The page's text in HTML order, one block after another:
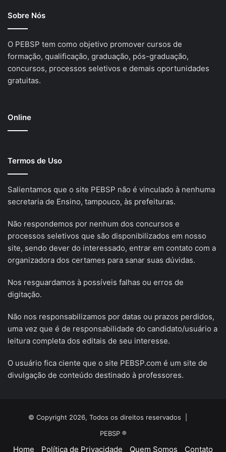
Sobre Nós
O PEBSP tem como objetivo promover cursos de
formação, qualificação, graduação, pós-graduação,
concursos, processos seletivos e demais oportunidades
gratuitas.
Online
Termos de Uso
Salientamos que o site PEBSP não é vinculado à nenhuma
secretaria de Ensino, tampouco, às prefeituras.
Não respondemos por nenhum dos concursos e
processos seletivos que são disponibilizados em nosso
site, sendo dever do interessado, entrar em contato com a
organizadora dos certames para sanar suas dúvidas.
Nos resguardamos à possíveis falhas ou erros de
digitação.
Não nos responsabilizamos por datas ou prazos perdidos,
uma vez que é de responsabilidade do candidato/usuário a
leitura completa dos editais de seu interesse.
O usuário fica ciente que o site PEBSP.com é um site de
divulgação de conteúdo destinado à professores.
© Copyright 2026, Todos os direitos reservados |
PEBSP ®
Home Política de Privacidade Quem Somos Contato